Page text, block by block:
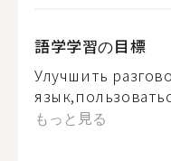
語学学習の目標
Улучшить
もっと見る